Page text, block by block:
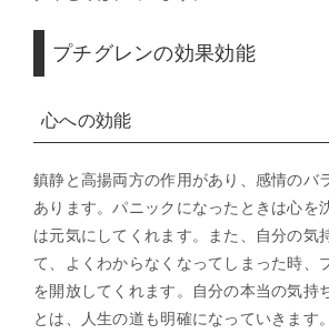
プチグレンの効果効能
心への効能
鎮静と高揚両方の作用があり、感情のバ
あります。パニックになったときは心を
は元気にしてくれます。また、自分の気
て、よくわからなくなってしまった時、
を開放してくれます。自分の本当の気持
とは、人生の道も明確になっていきます。